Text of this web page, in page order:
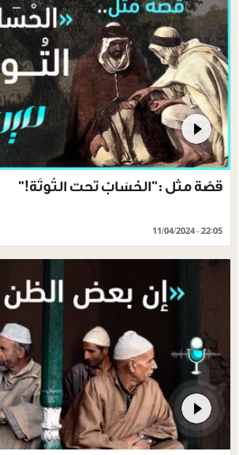
قصّة مثل :"الحْسَابْ تحت التُوتَة!"
11/04/2024 - 22:05